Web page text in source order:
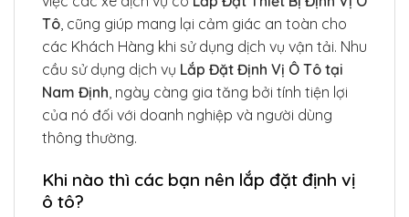
Tô, cũng giúp mang lại cảm giác an toàn cho
các Khách Hàng khi sử dụng dịch vụ vận tải. Nhu
cầu sử dụng dịch vụ Lắp Đặt Định Vị Ô Tô tại
Nam Định, ngày càng gia tăng bởi tính tiện lợi
của nó đối với doanh nghiệp và người dùng
thông thường.
Khi nào thì các bạn nên lắp đặt định vị
ô tô?